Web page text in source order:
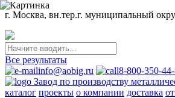
г. Москва, вн.тер.г. муниципальный
Все результаты
info@aobig.ru
8-800-350-
Завод по производству
каталог проекты о компании доставка